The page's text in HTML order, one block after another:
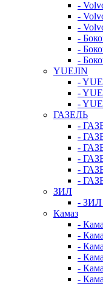
-
-
-
-
-
-
YUEJIN
-
-
-
ГАЗЕЛЬ
-
-
-
-
-
-
ЗИЛ
-
Камаз
-
-
-
-
-
-